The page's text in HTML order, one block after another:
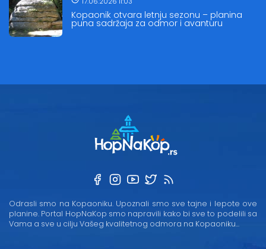
Kopaonik otvara letnju sezonu – planina
puna sadržaja za odmor i avanturu
Odrasli smo na Kopaoniku. Upoznali smo sve tajne i lepote ove
planine. Portal HopNaKop smo napravili kako bi sve to podelili sa
Vama a sve u cilju Vašeg kvalitetnog odmora na Kopaoniku...